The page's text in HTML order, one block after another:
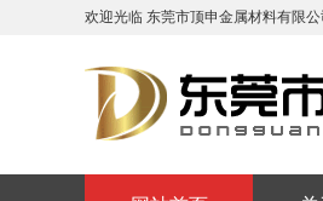
欢迎光临 东莞市顶申金属材料有限公